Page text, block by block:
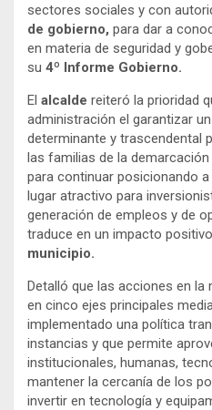
sectores sociales y con
de gobierno, para dar a
en materia de seguridad y
su 4º Informe Gobierno.
El alcalde reiteró la prioridad
administración el garantizar
determinante y trascendental
las familias de la
para continuar posicionando a
lugar atractivo para
generación de empleos y de
traduce en un impacto
municipio.
Detalló que las acciones en
en cinco ejes principales
implementado una política
instancias y que permite
institucionales, humanas,
mantener la cercanía de los
invertir en tecnología y